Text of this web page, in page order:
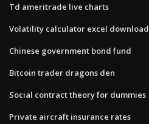
Td ameritrade live charts
Volatility calculator excel download
Chinese government bond fund
Bitcoin trader dragons den
Social contract theory for dummies
Private aircraft insurance rates